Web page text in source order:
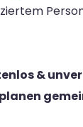
&